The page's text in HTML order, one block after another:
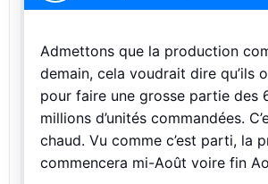
Admettons que la production
demain, cela voudrait dire qu’ils
pour faire une grosse partie des
millions d’unités commandées.
chaud. Vu comme c’est parti, la
commencera mi-Août voire fin